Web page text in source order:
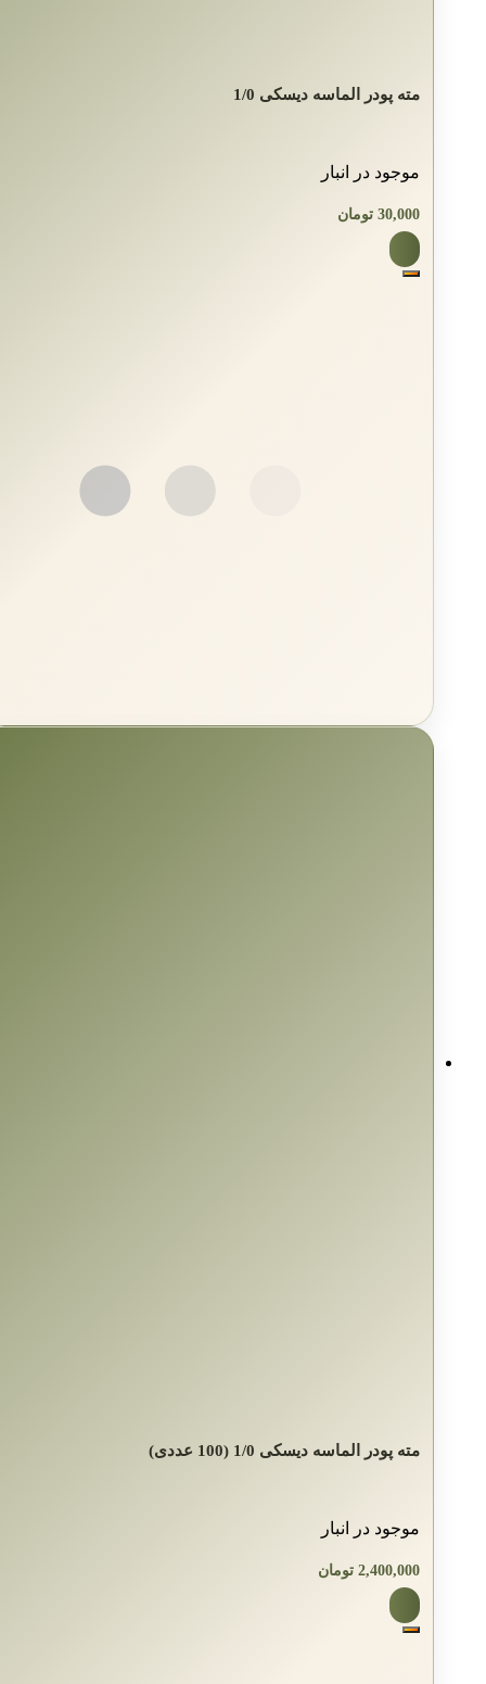
مته پودر الماسه دیسکی 1/0
موجود در انبار
30,000 تومان
مته پودر الماسه دیسکی 1/0 (100 عددی)
موجود در انبار
2,400,000 تومان